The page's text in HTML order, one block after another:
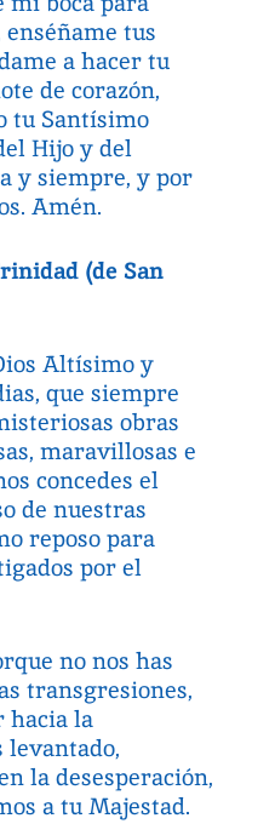
tus
a hacer tu
de corazón,
tu Santísimo
Hijo y del
y siempre, y por
Amén.
(de San
Altísimo y
que siempre
obras
maravillosas e
concedes el
de nuestras
reposo para
por el
no nos has
transgresiones,
hacia la
levantado,
la desesperación,
a tu Majestad.